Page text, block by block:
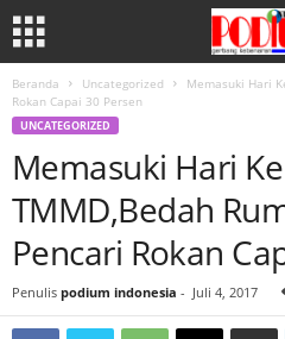
Beranda Uncategorized
Memasuki Hari
Rokan Capai 30 Persen
UNCATEGORIZED
Memasuki Hari
TMMD,Bedah
Pencari Rokan
Penulis podium indonesia - Juli 4, 2017